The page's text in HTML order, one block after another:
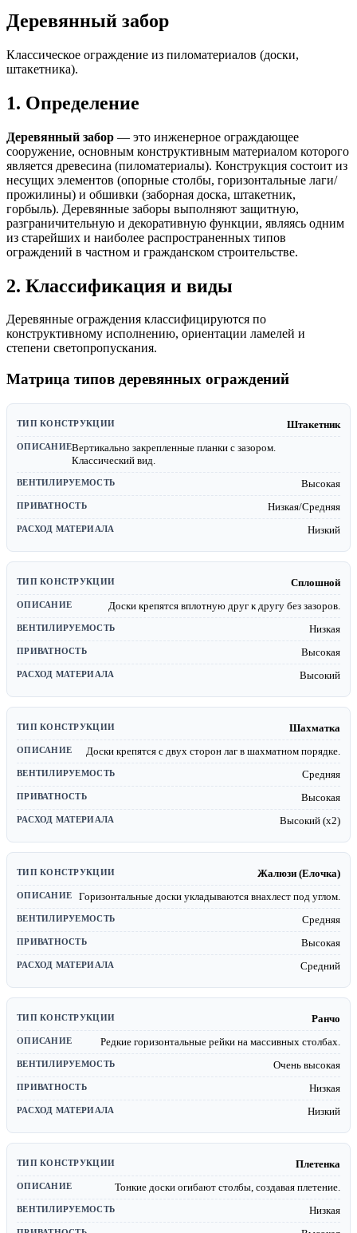
Деревянный забор
Классическое ограждение из пиломатериалов (доски,
штакетника).
1. Определение
Деревянный забор — это инженерное ограждающее
сооружение, основным конструктивным материалом которого
является древесина (пиломатериалы). Конструкция состоит из
несущих элементов (опорные столбы, горизонтальные лаги/
прожилины) и обшивки (заборная доска, штакетник,
горбыль). Деревянные заборы выполняют защитную,
разграничительную и декоративную функции, являясь одним
из старейших и наиболее распространенных типов
ограждений в частном и гражданском строительстве.
2. Классификация и виды
Деревянные ограждения классифицируются по
конструктивному исполнению, ориентации ламелей и
степени светопропускания.
Матрица типов деревянных ограждений
Штакетник
Вертикально закрепленные планки с зазором.
Классический вид.
Высокая
Низкая/Средняя
Низкий
Сплошной
Доски крепятся вплотную друг к другу без зазоров.
Низкая
Высокая
Высокий
Шахматка
Доски крепятся с двух сторон лаг в шахматном порядке.
Средняя
Высокая
Высокий (х2)
Жалюзи (Елочка)
Горизонтальные доски укладываются внахлест под углом.
Средняя
Высокая
Средний
Ранчо
Редкие горизонтальные рейки на массивных столбах.
Очень высокая
Низкая
Низкий
Плетенка
Тонкие доски огибают столбы, создавая плетение.
Низкая